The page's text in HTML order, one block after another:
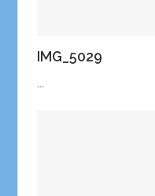
IMG_5029
...